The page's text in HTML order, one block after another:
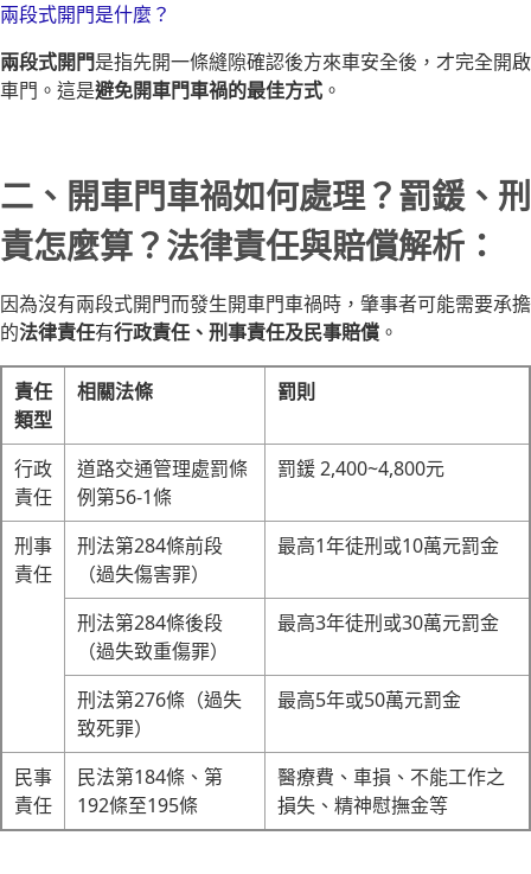
兩段式開門是什麼？
兩段式開門是指先開一條縫隙確認後方來車安全後，才完全開啟
車門。這是避免開車門車禍的最佳方式 。
二、開車門車禍如何處理？罰鍰、刑
責怎麼算？法律責任與賠償解析：
因為沒有兩段式開門而發生開車門車禍時，肇事者可能需要承擔
的法律責任有行政責任、刑事責任及民事賠償 。
責任
類型
相關法條 罰則
行政
責任
道路交通管理處罰條
例第56-1條
罰鍰 2,400~4,800元
刑事
責任
刑法第284條前段
（過失傷害罪）
最高1年徒刑或10萬元罰金
刑法第284條後段
（過失致重傷罪）
最高3年徒刑或30萬元罰金
刑法第276條（過失
致死罪）
最高5年或50萬元罰金
民事
責任
民法第184條、第
192條至195條
醫療費、車損、不能工作之
損失、精神慰撫金等